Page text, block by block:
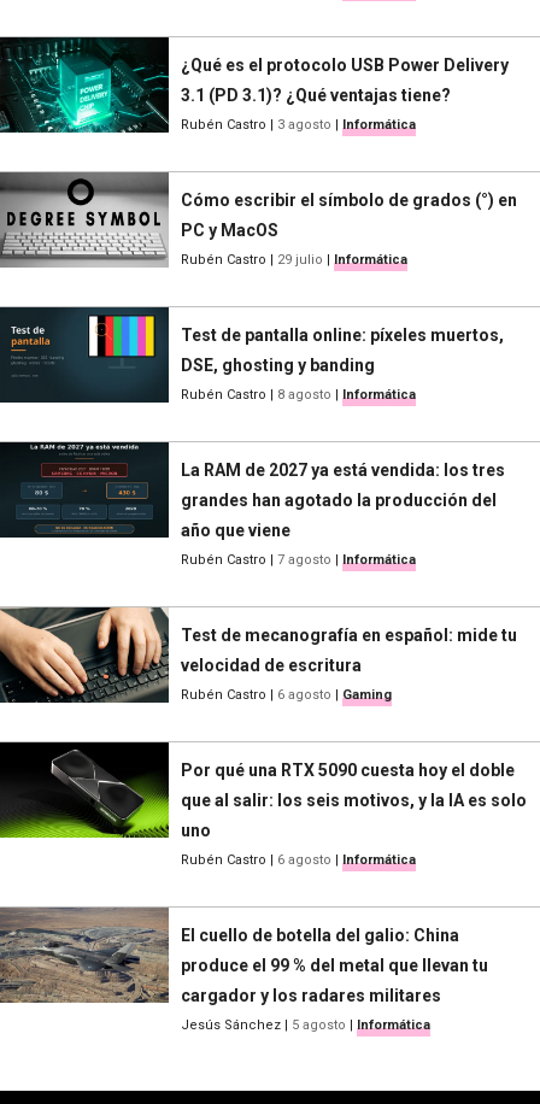
¿Qué es el protocolo USB Power Delivery
3.1 (PD 3.1)? ¿Qué ventajas tiene?
Rubén Castro 3 agosto Informática
Cómo escribir el símbolo de grados (°) en
PC y MacOS
Rubén Castro 29 julio Informática
Test de pantalla online: píxeles muertos,
DSE, ghosting y banding
Rubén Castro 8 agosto Informática
La RAM de 2027 ya está vendida: los tres
grandes han agotado la producción del
año que viene
Rubén Castro 7 agosto Informática
Test de mecanografía en español: mide tu
velocidad de escritura
Rubén Castro 6 agosto Gaming
Por qué una RTX 5090 cuesta hoy el doble
que al salir: los seis motivos, y la IA es solo
uno
Rubén Castro 6 agosto Informática
El cuello de botella del galio: China
produce el 99 % del metal que llevan tu
cargador y los radares militares
Jesús Sánchez 5 agosto Informática